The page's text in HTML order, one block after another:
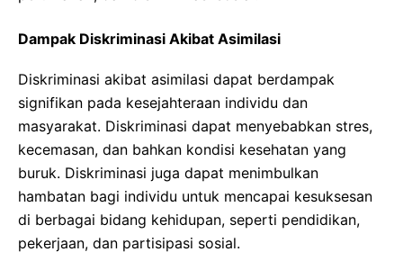
Dampak Diskriminasi Akibat Asimilasi
Diskriminasi akibat asimilasi dapat berdampak
signifikan pada kesejahteraan individu dan
masyarakat. Diskriminasi dapat menyebabkan stres,
kecemasan, dan bahkan kondisi kesehatan yang
buruk. Diskriminasi juga dapat menimbulkan
hambatan bagi individu untuk mencapai kesuksesan
di berbagai bidang kehidupan, seperti pendidikan,
pekerjaan, dan partisipasi sosial.